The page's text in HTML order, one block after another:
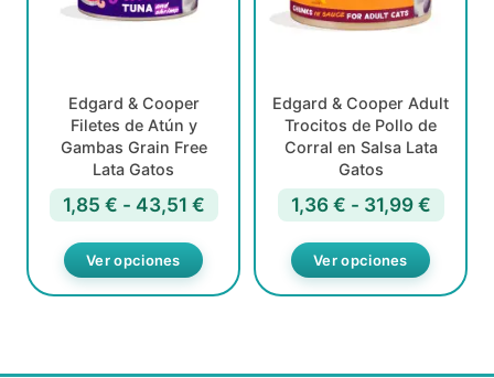
Edgard & Cooper
Filetes de Atún y
Gambas Grain Free
Lata Gatos
1,85 € - 43,51 €Rango
de
desde
1,85 €
Ver opciones
Las
elegir
de
producto
Edgard & Cooper Adult
Trocitos de Pollo de
Corral en Salsa Lata
Gatos
1,36€ - 31,99€Rango
de
desde
1,36 €
Ver opciones
Las
opciones
elegir
de
producto